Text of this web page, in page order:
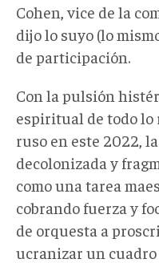
Cohen, vice de la
dijo lo suyo (lo
de participación.
Con la pulsión
espiritual de todo lo
ruso en este 2022,
decolonizada y
como una tarea
cobrando fuerza y
de orquesta a
ucranizar un cuadro